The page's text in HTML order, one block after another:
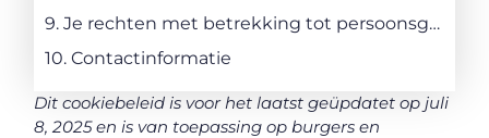
Dit cookiebeleid is voor het laatst geüpdatet op juli
8, 2025 en is van toepassing op burgers en
9. Je rechten met betrekking tot persoonsgegevens
10. Contactinformatie